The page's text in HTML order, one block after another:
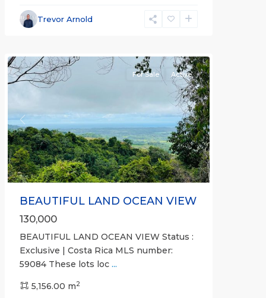
Trevor Arnold
Non-
gated
Previous Next
For Sale Active
BEAUTIFUL LAND OCEAN VIEW
130,000
BEAUTIFUL LAND OCEAN VIEW Status :
Exclusive | Costa Rica MLS number:
59084 These lots loc ...
5,156.00 m2
Hermosa,